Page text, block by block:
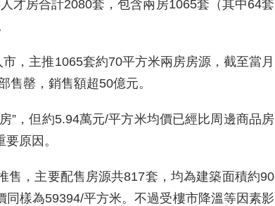
才房合計2080套，包含兩房1065套（其中64套
，主推1065套約70平方米兩房房源，截至當月
售罄，銷售額超50億元。
”，但約5.94萬元/平方米均價已經比周邊商品房
原因。
售，主要配售房源共817套，均為建築面積約90
同樣為59394/平方米。不過受樓市降溫等因素影